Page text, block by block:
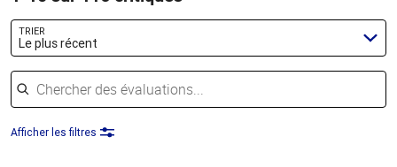
TRIER
Le plus récent
Chercher des évaluations
Afficher les filtres